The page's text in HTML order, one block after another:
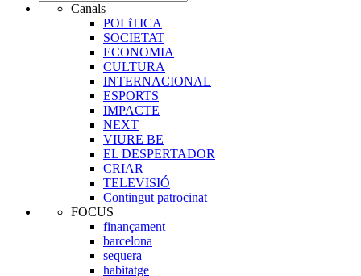
Canals
POLíTICA
SOCIETAT
ECONOMIA
CULTURA
INTERNACIONAL
ESPORTS
IMPACTE
NEXT
VIURE BE
EL DESPERTADOR
CRIAR
TELEVISIÓ
Contingut patrocinat
FOCUS
finançament
barcelona
sequera
habitatge